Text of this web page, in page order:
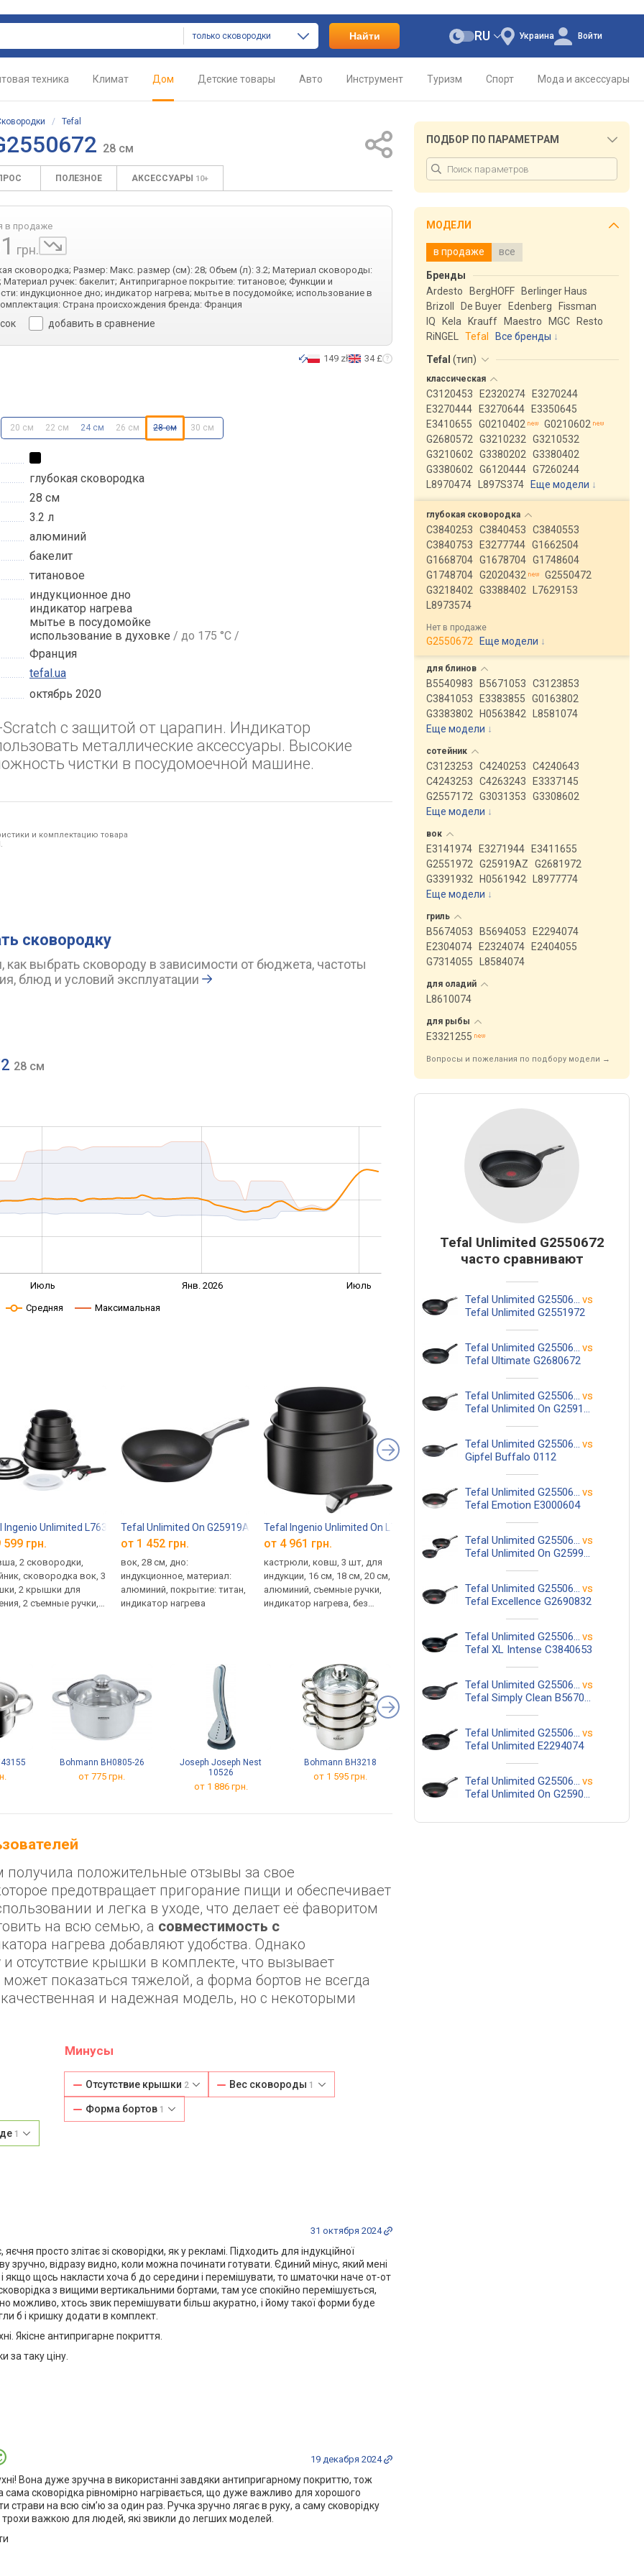
только сковородки Найти Украина
RU Войти
техника Климат Дом Детские товары Авто Инструмент Туризм Спорт Мода и аксессуары
/ Tefal
28 см
ПОЛЕЗНОЕ АКСЕССУАРЫ 10+
в продаже
грн.
сковородка; Размер: Макс. размер (см): 28; Объем (л): 3.2; Материал сковороды:
ручек: бакелит; Антипригарное покрытие: титановое; Функции и
индукционное дно; индикатор нагрева; мытье в посудомойке; использование в
Страна происхождения бренда: Франция
добавить в сравнение
149 zł 34 £
20 см 22 см 24 см 26 см 28 см 30 см
глубокая сковородка
28 см
3.2 л
алюминий
бакелит
титановое
индукционное дно
индикатор нагрева
мытье в посудомойке
использование в духовке / до 175 °C /
Франция
tefal.ua
октябрь 2020
с защитой от царапин. Индикатор
металлические аксессуары. Высокие
чистки в посудомоечной машине.
и комплектацию товара
сковородку
как выбрать сковороду в зависимости от бюджета, частоты
блюд и условий эксплуатации
28 см
Июль Янв. 2026 Июль
Средняя Максимальная
Ingenio Unlimited L7639002
599 грн.
2 сковородки,
сковородка вок, 3
2 крышки для
2 съемные ручки,
сотейник 24 см,
для слива,
алюминий,
покрытие,
Tefal Unlimited On G25919AZ
от 1 452 грн.
вок, 28 см, дно:
индукционное, материал:
алюминий, покрытие: титан,
индикатор нагрева
Tefal Ingenio Unlimited On L7639102
от 4 961 грн.
кастрюли, ковш, 3 шт, для
индукции, 16 см, 18 см, 20 см,
алюминий, съемные ручки,
индикатор нагрева, без
от 15 905 грн.
3 съемные ручки, тканевые
подставки, ковш: 16 см,
18 см, 20 см, 1.7 л, 2.2 л, 2.7 л,
сковородки: 22 см, 24 см,
28 см, сковородка вок
материал алюминий,
антипригарное покрытие,
от 1 798 грн.
алюминий,
индикатор нагрева
Bohmann BH0805-26
от 775 грн.
Joseph Joseph Nest
10526
от 1 886 грн.
Bohmann BH3218
от 1 595 грн.
IQ Be Trendy IQ-2044-22
от 1 955 грн.
BergHOFF Leo Graphite
от 1 949 грн.
получила положительные отзывы за свое
предотвращает пригорание пищи и обеспечивает
и легка в уходе, что делает её фаворитом
на всю семью, а совместимость с
нагрева добавляют удобства. Однако
и отсутствие крышки в комплекте, что вызывает
показаться тяжелой, а форма бортов не всегда
и надежная модель, но с некоторыми
1
Минусы
Отсутствие крышки 2 Вес сковороды 1
Форма бортов 1
31 октября 2024
просто злітає зі сковорідки, як у рекламі. Підходить для індукційної
зручно, відразу видно, коли можна починати готувати. Єдиний мінус, який мені
якщо щось накласти хоча б до середини і перемішувати, то шматочки наче от-от
з вищими вертикальними бортами, там усе спокійно перемішується,
можливо, хтось звик перемішувати більш акуратно, і йому такої форми буде
б і кришку додати в комплект.
Якісне антипригарне покриття.
за таку ціну.
19 декабря 2024
Вона дуже зручна в використанні завдяки антипригарному покриттю, тож
сама сковорідка рівномірно нагрівається, що дуже важливо для хорошого
страви на всю сім’ю за один раз. Ручка зручно лягає в руку, а саму сковорідку
важкою для людей, які звикли до легших моделей.
ПОДБОР ПО ПАРАМЕТРАМ
МОДЕЛИ
в продаже все
Бренды
Ardesto
BergHOFF
Berlinger Haus
Brizoll
De Buyer Edenberg
Fissman
IQ
Kela Krauff Maestro MGC
Resto
RiNGEL
Tefal
Все бренды
Tefal (тип)
классическая
C3120453 E2320274
E3270244
E3270444
E3270644
E3350645
E3410655
G0210402
G0210602
G2680572
G3210232
G3210532
G3210602
G3380202
G3380402
G3380602
G6120444 G7260244
L8970474
L897S374 Еще модели ↓
глубокая сковородка
C3840253 C3840453
C3840553
C3840753
E3277744 G1662504
G1668704 G1678704 G1748604
G1748704 G2020432
G2550472
G3218402
G3388402
L7629153
L8973574
Нет в продаже
G2550672 Еще модели ↓
для блинов
B5540983 B5671053
C3123853
C3841053
E3383855
G0163802
G3383802
H0563842
L8581074
Еще модели ↓
сотейник
C3123253 C4240253
C4240643
C4243253
C4263243
E3337145
G2557172
G3031353
G3308602
Еще модели ↓
вок
E3141974 E3271944
E3411655
G2551972
G25919AZ
G2681972
G3391932
H0561942
L8977774
Еще модели ↓
гриль
B5674053 B5694053
E2294074
E2304074
E2324074
E2404055
G7314055
L8584074
для оладий
L8610074
для рыбы
E3321255
Вопросы и пожелания по подбору модели →
Tefal Unlimited G2550672
часто сравнивают
Tefal Unlimited G2550672 vs
Tefal Unlimited G2551972
Tefal Unlimited G2550672 vs
Tefal Ultimate G2680672
Tefal Unlimited G2550672 vs
Tefal Unlimited On G25919AZ
Tefal Unlimited G2550672 vs
Gipfel Buffalo 0112
Tefal Unlimited G2550672 vs
Tefal Emotion E3000604
Tefal Unlimited G2550672 vs
Tefal Unlimited On G2599002
Tefal Unlimited G2550672 vs
Tefal Excellence G2690832
Tefal Unlimited G2550672 vs
Tefal XL Intense C3840653
Tefal Unlimited G2550672 vs
Tefal Simply Clean B5670653
Tefal Unlimited G2550672 vs
Tefal Unlimited E2294074
Tefal Unlimited G2550672 vs
Tefal Unlimited On G25906AZ